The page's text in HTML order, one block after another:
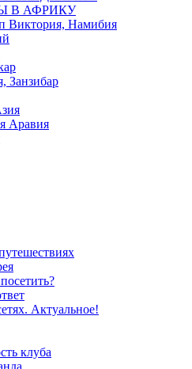
В АФРИКУ
Виктория, Намибия
Занзибар
Аравия
Актуальное!
клуба